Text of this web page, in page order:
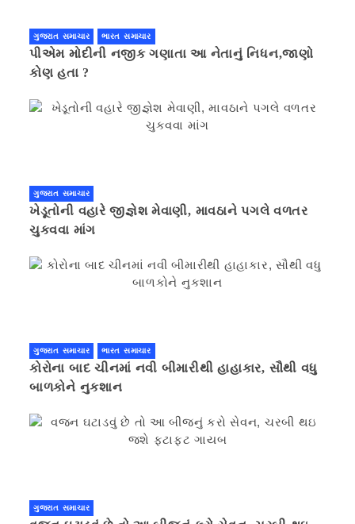
ગુજરાત સમાચાર ભારત સમાચાર
પીએમ મોદીની નજીક ગણાતા આ નેતાનું નિધન,જાણો
કોણ હતા ?
ગુજરાત સમાચાર
ખેડૂતોની વહારે જીજ્ઞેશ મેવાણી, માવઠાને પગલે વળતર
ચુકવવા માંગ
ગુજરાત સમાચાર ભારત સમાચાર
કોરોના બાદ ચીનમાં નવી બીમારીથી હાહાકાર, સૌથી વધુ
બાળકોને નુકશાન
ગુજરાત સમાચાર